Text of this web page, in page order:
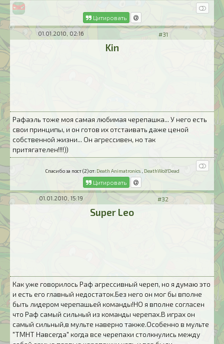
Цитировать
01.01.2010, 02:16 #31
Kin
Рафаэль тоже моя самая любимая черепашка... У него есть
свои принципы, и он готов их отстаивать даже ценой
собственной жизни... Он агрессивен, но так
притягателен!!!!))
Спасибо за пост (2) от: Death Animatronics DeathWolfDead
Цитировать
01.01.2010, 15:19 #32
Super Leo
Как уже говорилось Раф агрессивный череп, но я думаю это
и есть его главный недостаток.Без него он мог бы вполне
быть лидером черепашьей команды!НО я вполне согласен
что Раф самый сильный из команды черепах.В играх он
самый сильный,в мульте наверно также.Особенно в мульте
"ТМНТ Навсегда" когда все черепахи столкнулись между